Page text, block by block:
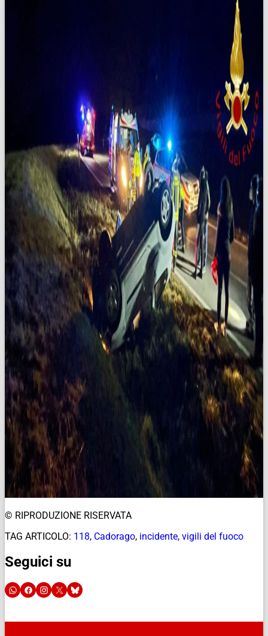
© RIPRODUZIONE RISERVATA
TAG ARTICOLO: 118, Cadorago, incidente, vigili del fuoco
Seguici su